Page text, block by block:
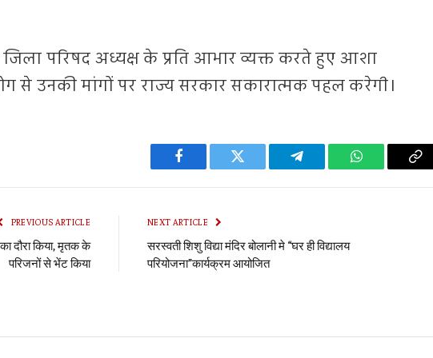
जिला परिषद अध्यक्ष के प्रति आभार व्यक्त करते हुए आशा
से उनकी मांगों पर राज्य सरकार सकारात्मक पहल करेगी।
Facebook Twitter Telegram WhatsApp
PREVIOUS ARTICLE
दौरा किया, मृतक के
परिजनों से भेंट किया
NEXT ARTICLE
सरस्वती शिशु विद्या मंदिर बोलानी मे “घर ही विद्यालय
परियोजना”कार्यक्रम आयोजित